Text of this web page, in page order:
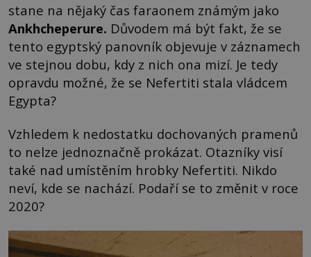
stane na nějaký čas faraonem známým jako
Ankhcheperure. Důvodem má být fakt, že se
tento egyptský panovník objevuje v záznamech
ve stejnou dobu, kdy z nich ona mizí. Je tedy
opravdu možné, že se Nefertiti stala vládcem
Egypta?
Vzhledem k nedostatku dochovaných pramenů
to nelze jednoznačně prokázat. Otazníky visí
také nad umístěním hrobky Nefertiti. Nikdo
neví, kde se nachází. Podaří se to změnit v roce
2020?